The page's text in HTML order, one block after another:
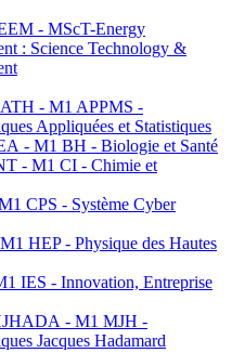
- MScT-Energy
: Science Technology &
- M1 APPMS -
Appliquées et Statistiques
- M1 BH - Biologie et Santé
- M1 CI - Chimie et
CPS - Système Cyber
HEP - Physique des Hautes
IES - Innovation, Entreprise
- M1 MJH -
Jacques Hadamard